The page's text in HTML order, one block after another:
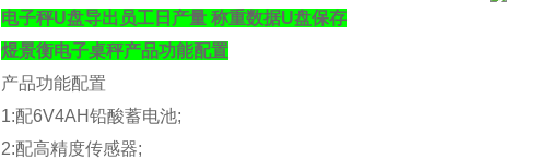
电子秤U盘导出员工日产量 称重数据U盘保存
煜景衡电子桌秤产品功能配置
产品功能配置
1:配6V4AH铅酸蓄电池;
2:配高精度传感器;